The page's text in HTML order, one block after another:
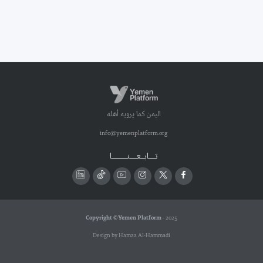
اليمن كما يرويه أهله
info@yemenplatform.org
تـــــابـــعــــــنـــــــــــــا
Copyright © Yemen Platform- 2025
Design by Hamza Al-Hammadi